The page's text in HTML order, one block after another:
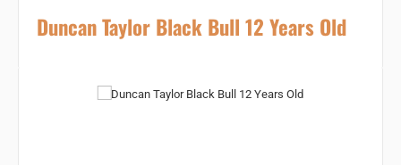
Duncan Taylor Black Bull 12 Years Old
Bildergalerie überspringen